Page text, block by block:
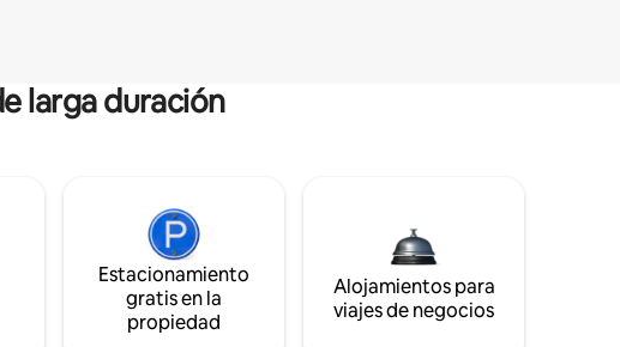
larga duración
Estacionamiento
gratis en la
propiedad
Alojamientos para
viajes de negocios